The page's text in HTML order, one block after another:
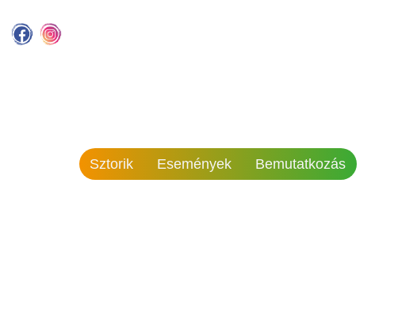
Sztorik Események Bemutatkozás